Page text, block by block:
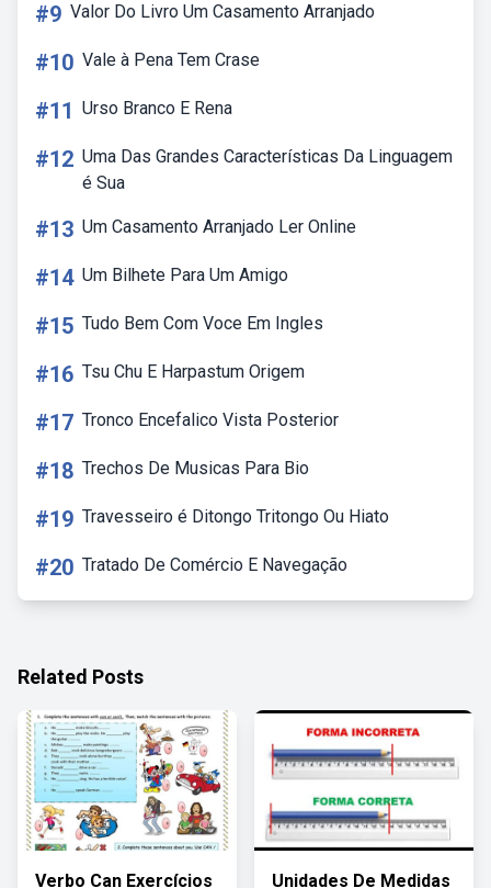
#9 Valor Do Livro Um Casamento Arranjado
#10 Vale à Pena Tem Crase
#11 Urso Branco E Rena
#12 Uma Das Grandes Características Da Linguagem
é Sua
#13 Um Casamento Arranjado Ler Online
#14 Um Bilhete Para Um Amigo
#15 Tudo Bem Com Voce Em Ingles
#16 Tsu Chu E Harpastum Origem
#17 Tronco Encefalico Vista Posterior
#18 Trechos De Musicas Para Bio
#19 Travesseiro é Ditongo Tritongo Ou Hiato
#20 Tratado De Comércio E Navegação
Related Posts
Verbo Can Exercícios Unidades De Medidas